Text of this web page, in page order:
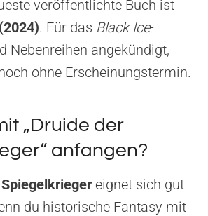
veröffentlichte Buch ist
. Für das Black Ice-
Nebenreihen angekündigt,
ohne Erscheinungstermin.
„Druide der
anfangen?
eignet sich gut
du historische Fantasy mit